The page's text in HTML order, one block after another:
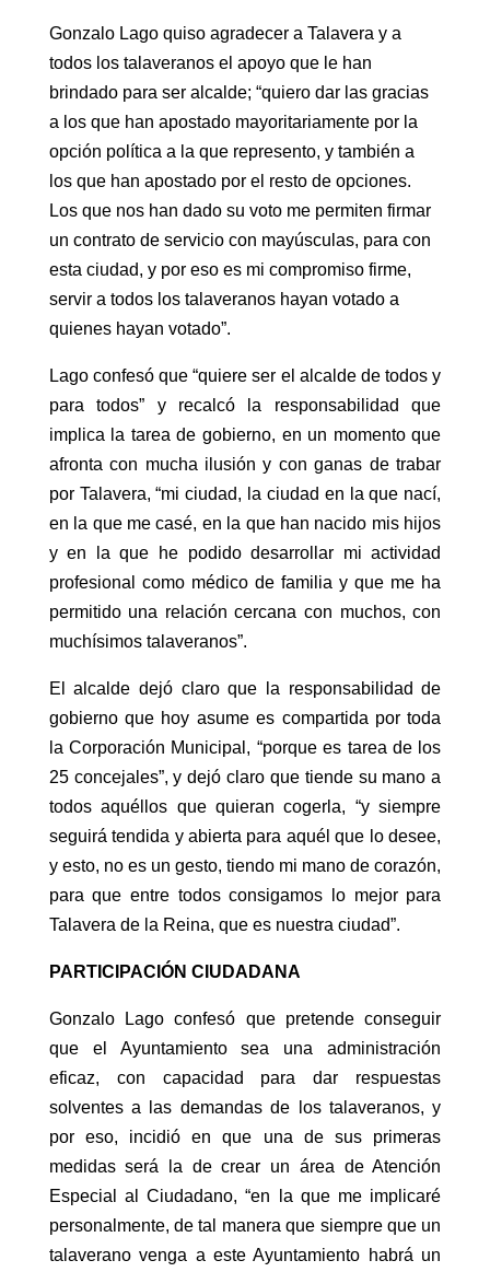
Gonzalo Lago quiso agradecer a Talavera y a
todos los talaveranos el apoyo que le han
brindado para ser alcalde; “quiero dar las gracias
a los que han apostado mayoritariamente por la
opción política a la que represento, y también a
los que han apostado por el resto de opciones.
Los que nos han dado su voto me permiten firmar
un contrato de servicio con mayúsculas, para con
esta ciudad, y por eso es mi compromiso firme,
servir a todos los talaveranos hayan votado a
quienes hayan votado”.
Lago confesó que “quiere ser el alcalde de todos y
para todos” y recalcó la responsabilidad que
implica la tarea de gobierno, en un momento que
afronta con mucha ilusión y con ganas de trabar
por Talavera, “mi ciudad, la ciudad en la que nací,
en la que me casé, en la que han nacido mis hijos
y en la que he podido desarrollar mi actividad
profesional como médico de familia y que me ha
permitido una relación cercana con muchos, con
muchísimos talaveranos”.
El alcalde dejó claro que la responsabilidad de
gobierno que hoy asume es compartida por toda
la Corporación Municipal, “porque es tarea de los
25 concejales”, y dejó claro que tiende su mano a
todos aquéllos que quieran cogerla, “y siempre
seguirá tendida y abierta para aquél que lo desee,
y esto, no es un gesto, tiendo mi mano de corazón,
para que entre todos consigamos lo mejor para
Talavera de la Reina, que es nuestra ciudad”.
PARTICIPACIÓN CIUDADANA
Gonzalo Lago confesó que pretende conseguir
que el Ayuntamiento sea una administración
eficaz, con capacidad para dar respuestas
solventes a las demandas de los talaveranos, y
por eso, incidió en que una de sus primeras
medidas será la de crear un área de Atención
Especial al Ciudadano, “en la que me implicaré
personalmente, de tal manera que siempre que un
talaverano venga a este Ayuntamiento habrá un